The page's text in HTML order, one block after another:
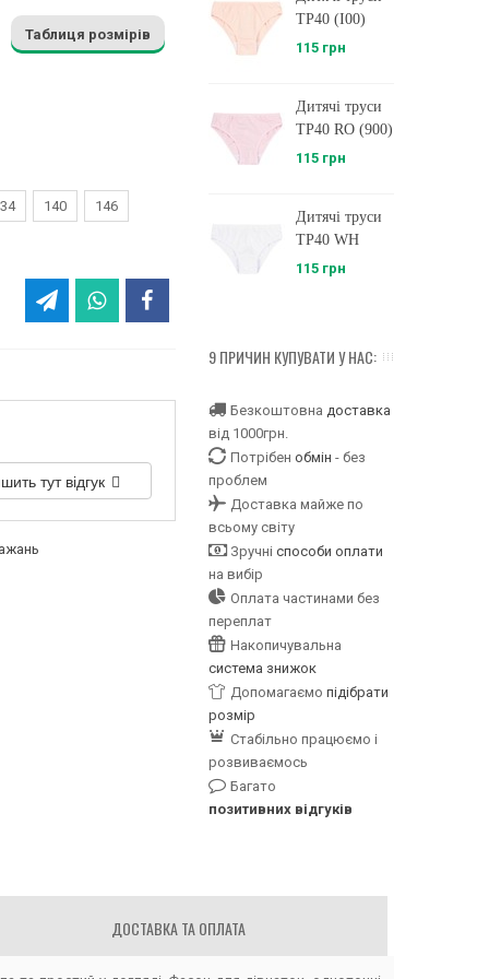
Таблиця розмірів
140 146
тут відгук
ТР40 (I00)
115 грн
Дитячі труси
ТР40 RO (900)
115 грн
Дитячі труси
ТР40 WH
115 грн
9 ПРИЧИН КУПУВАТИ У НАС:
Безкоштовна доставка
від 1000грн.
Потрібен обмін - без
проблем
Доставка майже по
всьому світу
Зручні способи оплати
на вибір
Оплата частинами без
переплат
Накопичувальна
система знижок
Допомагаємо підібрати
розмір
Стабільно працюємо і
розвиваємось
Багато
позитивних відгуків
ДОСТАВКА ТА ОПЛАТА